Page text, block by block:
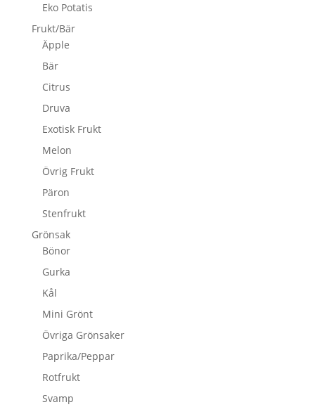
Eko Potatis
Frukt/Bär
Äpple
Bär
Citrus
Druva
Exotisk Frukt
Melon
Övrig Frukt
Päron
Stenfrukt
Grönsak
Bönor
Gurka
Kål
Mini Grönt
Övriga Grönsaker
Paprika/Peppar
Rotfrukt
Svamp